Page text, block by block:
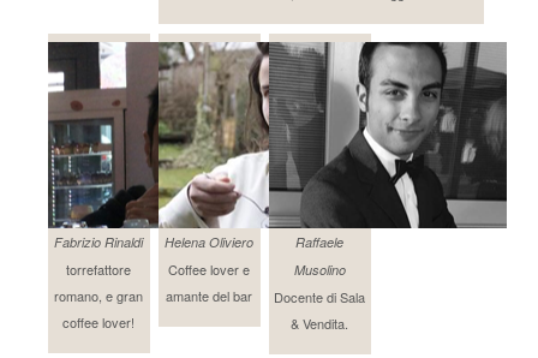
Fabrizio Rinaldi
torrefattore
romano, e gran
coffee lover!
Helena Oliviero
Coffee lover e
amante del bar
Raffaele
Musolino
Docente di Sala
& Vendita.